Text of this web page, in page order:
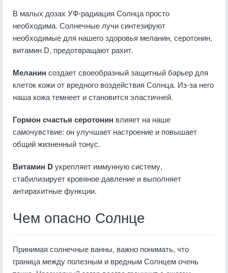
В малых дозах УФ-радиация Солнца просто
необходима. Солнечные лучи синтезируют
необходимые для нашего здоровья меланин, серотонин,
витамин D, предотвращают рахит.
Меланин создает своеобразный защитный барьер для
клеток кожи от вредного воздействия Солнца. Из-за него
наша кожа темнеет и становится эластичней.
Гормон счастья серотонин влияет на наше
самочувствие: он улучшает настроение и повышает
общий жизненный тонус.
Витамин Dукрепляет иммунную систему,
стабилизирует кровяное давление и выполняет
антирахитные функции.
Чем опасно Солнце
Принимая солнечные ванны, важно понимать, что
граница между полезным и вредным Солнцем очень